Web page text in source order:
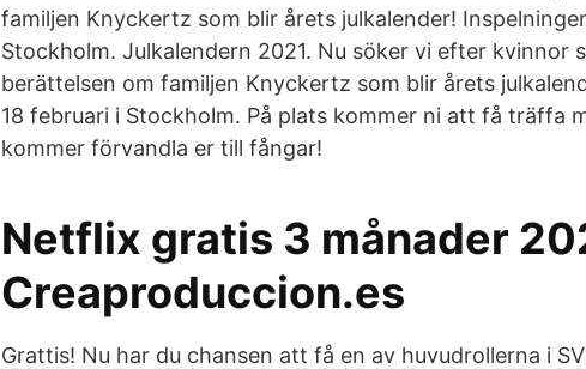
familjen Knyckertz som blir årets julkalender!
Stockholm. Julkalendern 2021. Nu söker vi efter kvinnor
berättelsen om familjen Knyckertz som blir årets
18 februari i Stockholm. På plats kommer ni att få träffa
kommer förvandla er till fångar!
Netflix gratis 3 månader
Creaproduccion.es
Grattis! Nu har du chansen att få en av huvudrollerna i